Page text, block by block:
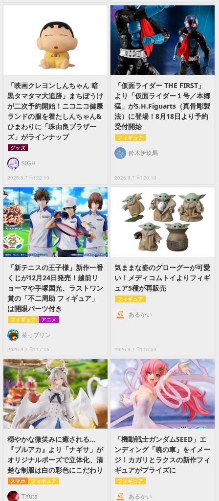
「映画クレヨンしんちゃん 暗
黒タマタマ大追跡」まちぼうけ
が二次予約開始！ニコニコ健康
ランドの服を着たしんちゃん&
ひまわりに「珠由良ブラザー
ズ」がラインナップ
グッズ
2026.8.7 Fri 22:10
SIGH
「仮面ライダー THE FIRST」
より「仮面ライダー１号／本郷
猛」がS.H.Figuarts（真骨彫製
法）に登場！8月18日より予約
受付開始
フィギュア
2026.8.7 Fri 20:10
鈴木伊玖馬
「新テニスの王子様」新作一番
くじが12月24日発売！越前リ
ョーマや手塚国光、ラストワン
賞の「不二周助 フィギュア」
は開眼パーツ付き
フィギュア アニメ
2026.8.7 Fri 17:15
茶っプリン
気ままな姿のグローグーが可愛
い！メディコムトイよりフィギ
ュア5種が再販売
フィギュア
2026.8.7 Fri 16:50
あるかい
穏やかな微笑みに癒される…
『ブルアカ』より「ナギサ」が
オリジナルポーズで立体化、清
楚な制服は白の彩色にこだわり
スマホ フィギュア
T.Yuta
「機動戦士ガンダムSEED」エ
ンディング「暁の車」をイメー
ジ！カガリとラクスの新作フィ
ギュアがプライズに
フィギュア
あるかい